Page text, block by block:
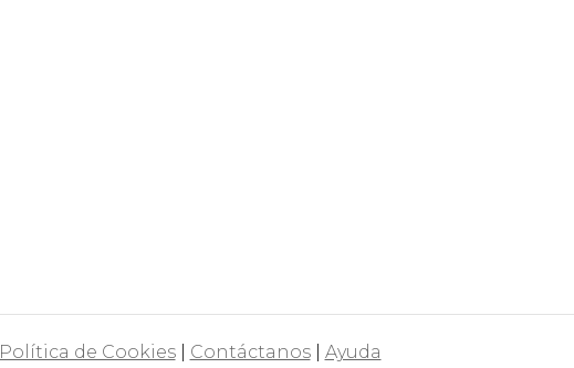
Política de Cookies| Contáctanos| Ayuda